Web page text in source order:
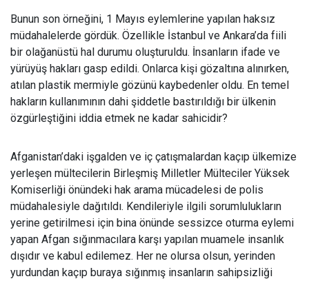
Bunun son örneğini, 1 Mayıs eylemlerine yapılan haksız
müdahalelerde gördük. Özellikle İstanbul ve Ankara’da fiili
bir olağanüstü hal durumu oluşturuldu. İnsanların ifade ve
yürüyüş hakları gasp edildi. Onlarca kişi gözaltına alınırken,
atılan plastik mermiyle gözünü kaybedenler oldu. En temel
hakların kullanımının dahi şiddetle bastırıldığı bir ülkenin
özgürleştiğini iddia etmek ne kadar sahicidir?
Afganistan’daki işgalden ve iç çatışmalardan kaçıp ülkemize
yerleşen mültecilerin Birleşmiş Milletler Mülteciler Yüksek
Komiserliği önündeki hak arama mücadelesi de polis
müdahalesiyle dağıtıldı. Kendileriyle ilgili sorumlulukların
yerine getirilmesi için bina önünde sessizce oturma eylemi
yapan Afgan sığınmacılara karşı yapılan muamele insanlık
dışıdır ve kabul edilemez. Her ne olursa olsun, yerinden
yurdundan kaçıp buraya sığınmış insanların sahipsizliği